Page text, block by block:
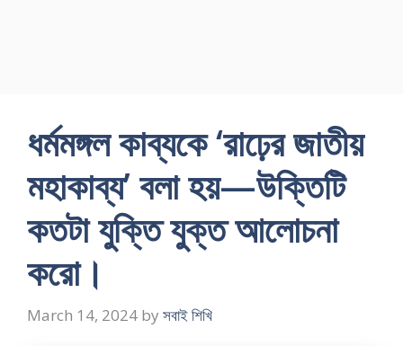
ধর্মমঙ্গল কাব্যকে ‘রাঢ়ের জাতীয়
মহাকাব্য’ বলা হয়—উক্তিটি
কতটা যুক্তি যুক্ত আলোচনা
করো।
March 14, 2024 by সবাই শিখি